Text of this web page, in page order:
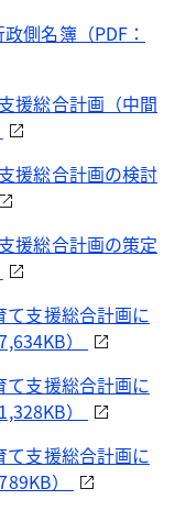
側名簿（PDF：
援総合計画（中間
援総合計画の検討
援総合計画の策定
支援総合計画に
）
支援総合計画に
）
支援総合計画に
）